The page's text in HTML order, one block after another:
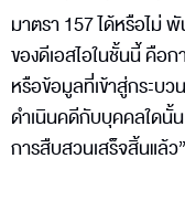
มาตรา 157 ได้หรือไม่
ของดีเอสไอในชั้นนี้ คือ
หรือข้อมูลที่เข้าสู่กระบ
ดำเนินคดีกับบุคคลใดนั้
การสืบสวนเสร็จสิ้นแล้ว”